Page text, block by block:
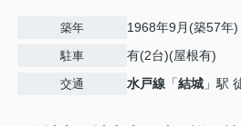
築年 1968年9月(築57年)
駐車 有(2台)(屋根有)
交通 水戸線 「結城 」駅